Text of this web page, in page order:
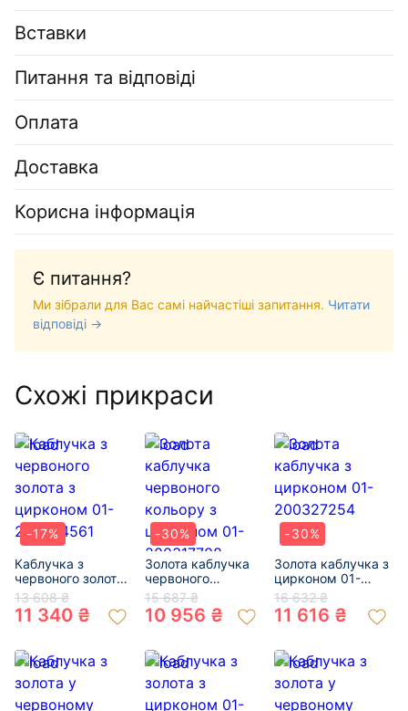
Вставки
Питання та відповіді
Оплата
Доставка
Корисна інформація
Є питання?
Ми зібрали для Вас самі найчастіші запитання. Читати
відповіді →
Схожі прикраси
-17%
Каблучка з
червоного золота
з цирконом 01-
200364561
13 608 ₴
11 340 ₴
-30%
Золота каблучка
червоного
кольору з
цирконом 01-
200317708
15 687 ₴
10 956 ₴
-30%
Золота каблучка з
цирконом 01-
200327254
16 632 ₴
11 616 ₴